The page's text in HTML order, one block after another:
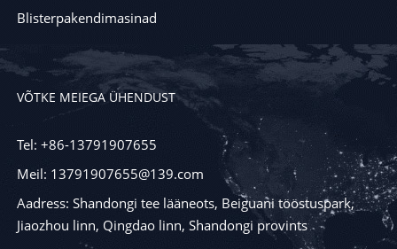
Blisterpakendimasinad
VÕTKE MEIEGA ÜHENDUST
Tel: +86-13791907655
Meil: 13791907655@139.com
Aadress: Shandongi tee lääneots, Beiguani tööstuspark,
Jiaozhou linn, Qingdao linn, Shandongi provints